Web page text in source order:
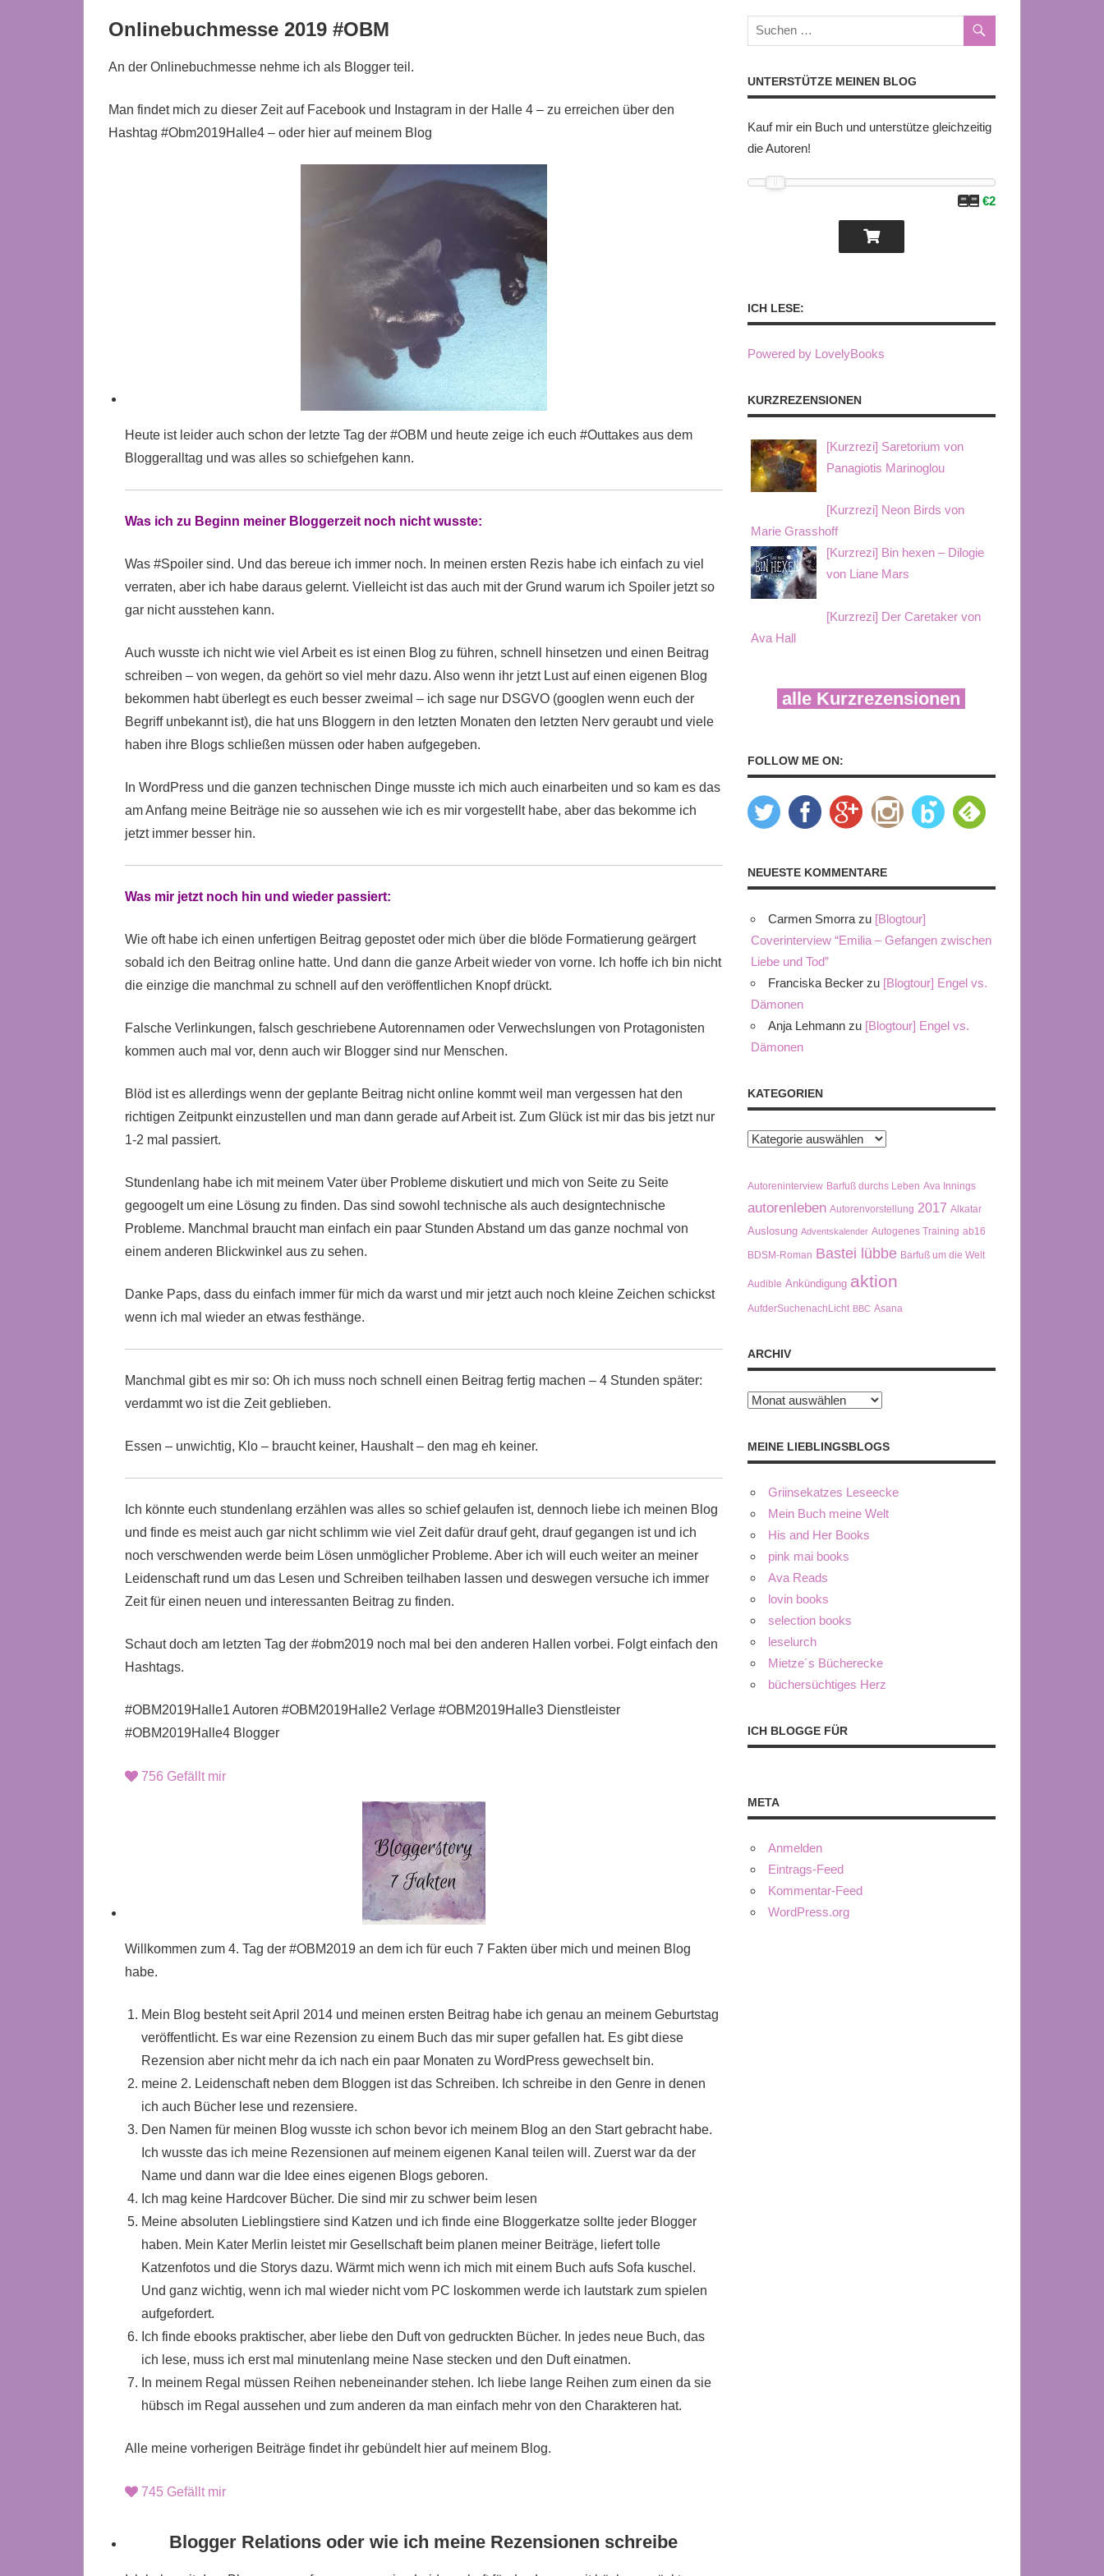
Onlinebuchmesse 2019 #OBM
An der Onlinebuchmesse nehme ich als Blogger teil.
Man findet mich zu dieser Zeit auf Facebook und Instagram in der Halle 4 – zu erreichen über den
Hashtag #Obm2019Halle4 – oder hier auf meinem Blog
Heute ist leider auch schon der letzte Tag der #OBM und heute zeige ich euch #Outtakes aus dem
Bloggeralltag und was alles so schiefgehen kann.
Was ich zu Beginn meiner Bloggerzeit noch nicht wusste:
Was #Spoiler sind. Und das bereue ich immer noch. In meinen ersten Rezis habe ich einfach zu viel
verraten, aber ich habe daraus gelernt. Vielleicht ist das auch mit der Grund warum ich Spoiler jetzt so
gar nicht ausstehen kann.
Auch wusste ich nicht wie viel Arbeit es ist einen Blog zu führen, schnell hinsetzen und einen Beitrag
schreiben – von wegen, da gehört so viel mehr dazu. Also wenn ihr jetzt Lust auf einen eigenen Blog
bekommen habt überlegt es euch besser zweimal – ich sage nur DSGVO (googlen wenn euch der
Begriff unbekannt ist), die hat uns Bloggern in den letzten Monaten den letzten Nerv geraubt und viele
haben ihre Blogs schließen müssen oder haben aufgegeben.
In WordPress und die ganzen technischen Dinge musste ich mich auch einarbeiten und so kam es das
am Anfang meine Beiträge nie so aussehen wie ich es mir vorgestellt habe, aber das bekomme ich
jetzt immer besser hin.
Was mir jetzt noch hin und wieder passiert:
Wie oft habe ich einen unfertigen Beitrag gepostet oder mich über die blöde Formatierung geärgert
sobald ich den Beitrag online hatte. Und dann die ganze Arbeit wieder von vorne. Ich hoffe ich bin nicht
die einzige die manchmal zu schnell auf den veröffentlichen Knopf drückt.
Falsche Verlinkungen, falsch geschriebene Autorennamen oder Verwechslungen von Protagonisten
kommen auch mal vor, denn auch wir Blogger sind nur Menschen.
Blöd ist es allerdings wenn der geplante Beitrag nicht online kommt weil man vergessen hat den
richtigen Zeitpunkt einzustellen und man dann gerade auf Arbeit ist. Zum Glück ist mir das bis jetzt nur
1-2 mal passiert.
Stundenlang habe ich mit meinem Vater über Probleme diskutiert und mich von Seite zu Seite
gegoogelt um eine Lösung zu finden. Das sind sowohl technische als auch designtechnische
Probleme. Manchmal braucht man einfach ein paar Stunden Abstand um das ganze nochmal von
einem anderen Blickwinkel aus zu sehen.
Danke Paps, dass du einfach immer für mich da warst und mir jetzt auch noch kleine Zeichen schickst
wenn ich mal wieder an etwas festhänge.
Manchmal gibt es mir so: Oh ich muss noch schnell einen Beitrag fertig machen – 4 Stunden später:
verdammt wo ist die Zeit geblieben.
Essen – unwichtig, Klo – braucht keiner, Haushalt – den mag eh keiner.
Ich könnte euch stundenlang erzählen was alles so schief gelaufen ist, dennoch liebe ich meinen Blog
und finde es meist auch gar nicht schlimm wie viel Zeit dafür drauf geht, drauf gegangen ist und ich
noch verschwenden werde beim Lösen unmöglicher Probleme. Aber ich will euch weiter an meiner
Leidenschaft rund um das Lesen und Schreiben teilhaben lassen und deswegen versuche ich immer
Zeit für einen neuen und interessanten Beitrag zu finden.
Schaut doch am letzten Tag der #obm2019 noch mal bei den anderen Hallen vorbei. Folgt einfach den
Hashtags.
#OBM2019Halle1 Autoren #OBM2019Halle2 Verlage #OBM2019Halle3 Dienstleister
#OBM2019Halle4 Blogger
756 Gefällt mir
Willkommen zum 4. Tag der #OBM2019 an dem ich für euch 7 Fakten über mich und meinen Blog
habe.
Mein Blog besteht seit April 2014 und meinen ersten Beitrag habe ich genau an meinem Geburtstag
veröffentlicht. Es war eine Rezension zu einem Buch das mir super gefallen hat. Es gibt diese
Rezension aber nicht mehr da ich nach ein paar Monaten zu WordPress gewechselt bin.
meine 2. Leidenschaft neben dem Bloggen ist das Schreiben. Ich schreibe in den Genre in denen
ich auch Bücher lese und rezensiere.
Den Namen für meinen Blog wusste ich schon bevor ich meinem Blog an den Start gebracht habe.
Ich wusste das ich meine Rezensionen auf meinem eigenen Kanal teilen will. Zuerst war da der
Name und dann war die Idee eines eigenen Blogs geboren.
Ich mag keine Hardcover Bücher. Die sind mir zu schwer beim lesen
Meine absoluten Lieblingstiere sind Katzen und ich finde eine Bloggerkatze sollte jeder Blogger
haben. Mein Kater Merlin leistet mir Gesellschaft beim planen meiner Beiträge, liefert tolle
Katzenfotos und die Storys dazu. Wärmt mich wenn ich mich mit einem Buch aufs Sofa kuschel.
Und ganz wichtig, wenn ich mal wieder nicht vom PC loskommen werde ich lautstark zum spielen
aufgefordert.
Ich finde ebooks praktischer, aber liebe den Duft von gedruckten Bücher. In jedes neue Buch, das
ich lese, muss ich erst mal minutenlang meine Nase stecken und den Duft einatmen.
In meinem Regal müssen Reihen nebeneinander stehen. Ich liebe lange Reihen zum einen da sie
hübsch im Regal aussehen und zum anderen da man einfach mehr von den Charakteren hat.
Alle meine vorherigen Beiträge findet ihr gebündelt hier auf meinem Blog.
745 Gefällt mir
Blogger Relations oder wie ich meine Rezensionen schreibe
UNTERSTÜTZE MEINEN BLOG
Kauf mir ein Buch und unterstütze gleichzeitig
die Autoren!
€2
ICH LESE:
Powered by LovelyBooks
KURZREZENSIONEN
[Kurzrezi] Saretorium von
Panagiotis Marinoglou
[Kurzrezi] Neon Birds von
Marie Grasshoff
[Kurzrezi] Bin hexen – Dilogie
von Liane Mars
[Kurzrezi] Der Caretaker von
Ava Hall
alle Kurzrezensionen
FOLLOW ME ON:
NEUESTE KOMMENTARE
Carmen Smorra zu [Blogtour]
Coverinterview “Emilia – Gefangen zwischen
Liebe und Tod”
Franciska Becker zu [Blogtour] Engel vs.
Dämonen
Anja Lehmann zu [Blogtour] Engel vs.
Dämonen
KATEGORIEN
Kategorien
Autoreninterview Barfuß durchs Leben Ava Innings
autorenleben Autorenvorstellung 2017 Alkatar
Auslosung Adventskalender Autogenes Training ab16
BDSM-Roman Bastei lübbe Barfuß um die Welt
Audible Ankündigung aktion
AufderSuchenachLicht BBC Asana
ARCHIV
Archiv
MEINE LIEBLINGSBLOGS
Griinsekatzes Leseecke
Mein Buch meine Welt
His and Her Books
pink mai books
Ava Reads
lovin books
selection books
leselurch
Mietze´s Bücherecke
büchersüchtiges Herz
ICH BLOGGE FÜR
META
Anmelden
Eintrags-Feed
Kommentar-Feed
WordPress.org